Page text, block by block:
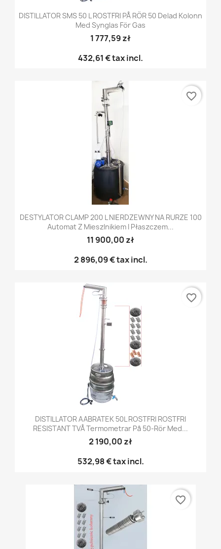
DISTILLATOR SMS 50 L ROSTFRI PÅ RÖR 50 Delad Kolonn
Med Synglas För Gas
1 777,59 zł
432,61 €tax incl.
DESTYLATOR CLAMP 200 L NIERDZEWNY NA RURZE 100
Automat Z Mieszlnikiem I Płaszczem...
11 900,00 zł
2 896,09 €tax incl.
favorite_border
DISTILLATOR AABRATEK 50L ROSTFRI ROSTFRI
RESISTANT TVÅ Termometrar På 50-Rör Med...
2 190,00 zł
532,98 €tax incl.
favorite_border
favorite_border